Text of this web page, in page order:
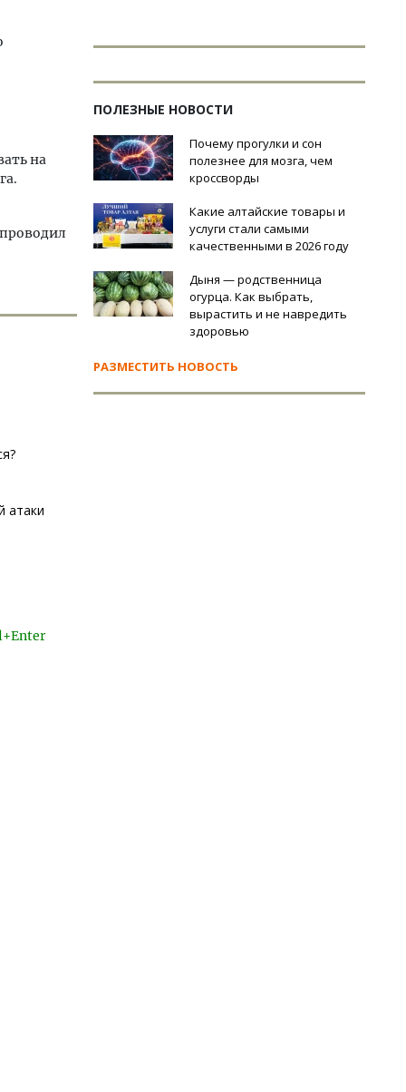
на
атаки
ПОЛЕЗНЫЕ НОВОСТИ
Почему прогулки и сон
полезнее для мозга, чем
кроссворды
Какие алтайские товары и
услуги стали самыми
качественными в 2026 году
Дыня — родственница
огурца. Как выбрать,
вырастить и не навредить
здоровью
РАЗМЕСТИТЬ НОВОСТЬ